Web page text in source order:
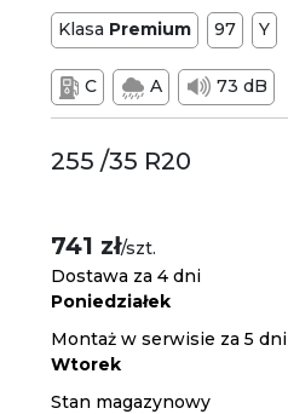
Klasa Premium 97 Y
C A 73 dB
255 /35 R20
741 zł/szt.
Dostawa za 4 dni
Poniedziałek
Montaż w serwisie za 5 dni
Wtorek
Stan magazynowy